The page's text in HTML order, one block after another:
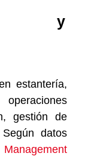
y
estantería,
gestión de
datos